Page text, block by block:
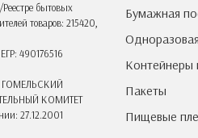
Реестре бытовых
товаров: 215420,
490176516
ГОМЕЛЬСКИЙ
КОМИТЕТ
27.12.2001
Бумажная
Контейнеры
Пакеты
Пищевые